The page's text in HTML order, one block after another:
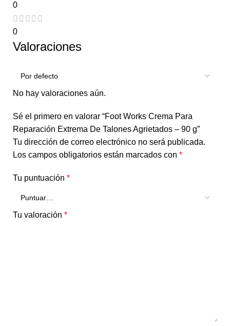
0
0
Valoraciones
No hay valoraciones aún.
Sé el primero en valorar “Foot Works Crema Para
Reparación Extrema De Talones Agrietados – 90 g”
Tu dirección de correo electrónico no será publicada.
Los campos obligatorios están marcados con *
Tu puntuación *
Tu valoración *